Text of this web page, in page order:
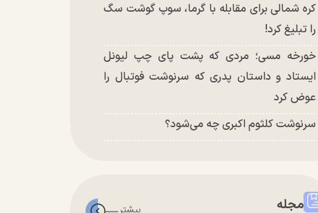
کره شمالی برای مقابله با گرما، سوپ گوشت سگ
را تبلیغ کرد!
خورخه مسی؛ مردی که پشت پای چپ لیونل
ایستاد و داستان پدری که سرنوشت فوتبال را
عوض کرد
سرنوشت کلثوم اکبری چه می‌شود؟
مجله